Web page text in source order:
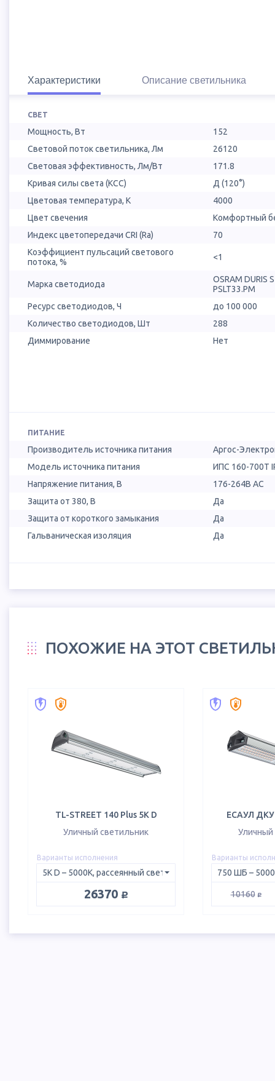
Характеристики Описание светильника
СВЕТ
Мощность, Вт
152
Световой поток светильника, Лм
26120
Световая эффективность, Лм/Вт
171.8
Кривая силы света (КСС)
Д (120°)
Цветовая температура, К
4000
Цвет свечения
Комфортный
Индекс цветопередачи CRI (Ra)
70
Коэффициент пульсаций светового
потока, %
<1
Марка светодиода
OSRAM DURIS
PSLT33.PM
Ресурс светодиодов, Ч
до 100 000
Количество светодиодов, Шт
288
Диммирование
Нет
ПИТАНИЕ
Производитель источника питания
Аргос-
Модель источника питания
ИПС 160-700Т
Напряжение питания, В
176-264В AC
Защита от 380, В
Да
Защита от короткого замыкания
Да
Гальваническая изоляция
Да
ПОХОЖИЕ НА ЭТОТ
TL-STREET 140 Plus 5K D
Уличный светильник
Варианты исполнения
26370 руб.
ЕСАУЛ ДКУ
Уличный
Варианты
10160 руб.